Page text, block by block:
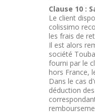
Clause 10 :
Le client
colissimo
les frais de
Il est alors
société
fourni par le
hors France,
Dans le cas
déduction